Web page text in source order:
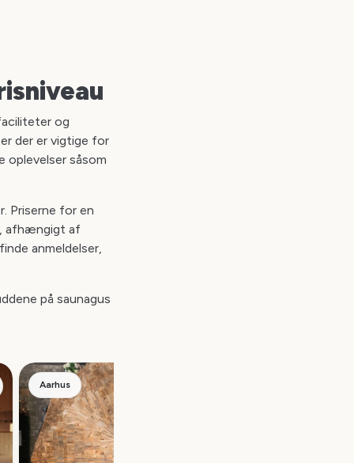
og
der er vigtige for
oplevelser såsom
Priserne for en
afhængigt af
anmeldelser,
på saunagus
Aarhus